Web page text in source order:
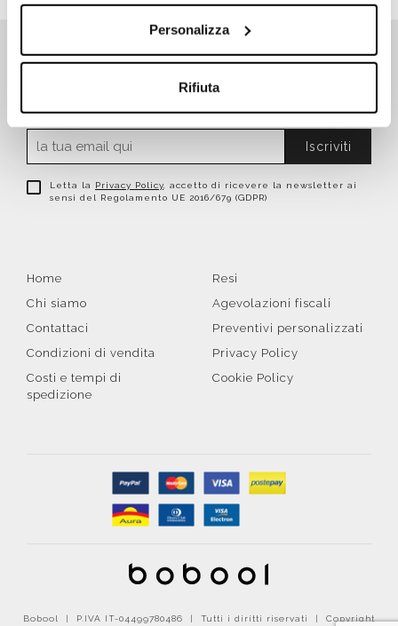
Personalizza
Rifiuta
ISCRIVITI SUBITO ALLA NEWSLETTER
Iscriviti
Letta la Privacy Policy , accetto di ricevere la newsletter ai
sensi del Regolamento UE 2016/679 (GDPR)
Home
Chi siamo
Contattaci
Condizioni di vendita
Costi e tempi di
spedizione
Resi
Agevolazioni fiscali
Preventivi personalizzati
Privacy Policy
Cookie Policy
Bobool | P.IVA IT-04499780486 | Tutti i diritti riservati | Copyright